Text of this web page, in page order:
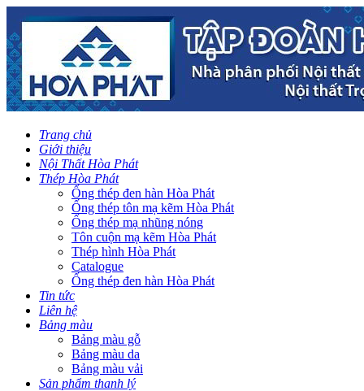
Trang chủ
Giới thiệu
Nội Thất Hòa Phát
Thép Hòa Phát
Ống thép đen hàn Hòa Phát
Ống thép tôn mạ kẽm Hòa Phát
Ống thép mạ nhũng nóng
Tôn cuộn mạ kẽm Hòa Phát
Thép hình Hòa Phát
Catalogue
Ống thép đen hàn Hòa Phát
Tin tức
Liên hệ
Bảng màu
Bảng màu gỗ
Bảng màu da
Bảng màu vải
Sản phẩm thanh lý